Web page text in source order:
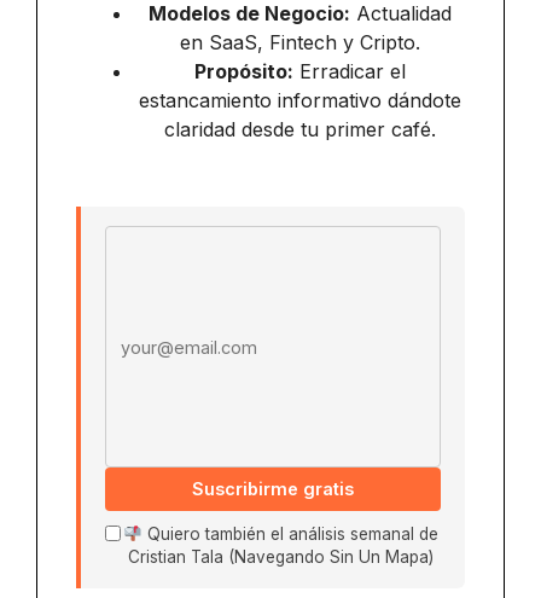
Modelos de Negocio: Actualidad
en SaaS, Fintech y Cripto.
Propósito: Erradicar el
estancamiento informativo dándote
claridad desde tu primer café.
Suscribirme gratis
Quiero también el análisis semanal de
Cristian Tala (Navegando Sin Un Mapa)